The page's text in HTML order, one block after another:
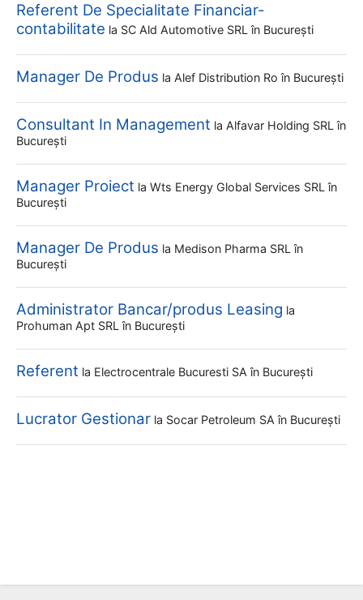
Referent De Specialitate Financiar-
contabilitate la SC Ald Automotive SRL în București
Manager De Produs la Alef Distribution Ro în București
Consultant In Management la Alfavar Holding SRL în
București
Manager Proiect la Wts Energy Global Services SRL în
București
Manager De Produs la Medison Pharma SRL în
București
Administrator Bancar/produs Leasing la
Prohuman Apt SRL în București
Referent la Electrocentrale Bucuresti SA în București
Lucrator Gestionar la Socar Petroleum SA în București